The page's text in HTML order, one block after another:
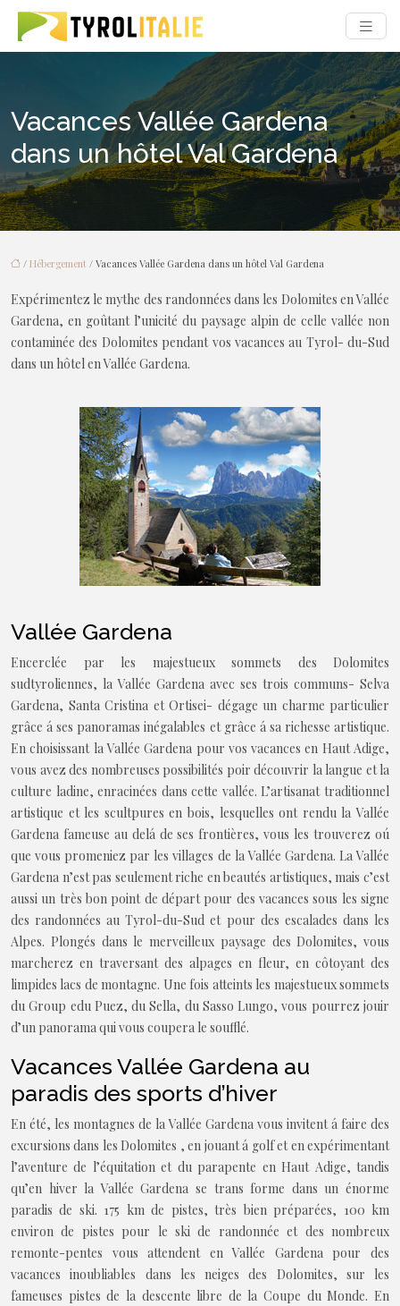
Vacances Vallée Gardena
dans un hôtel Val Gardena
/ Hébergement / Vacances Vallée Gardena dans un hôtel Val Gardena
Expérimentez le mythe des randonnées dans les Dolomites en Vallée
Gardena, en goûtant l’unicité du paysage alpin de celle vallée non
contaminée des Dolomites pendant vos vacances au Tyrol- du-Sud
dans un hôtel en Vallée Gardena.
Vallée Gardena
Encerclée par les majestueux sommets des Dolomites
sudtyroliennes, la Vallée Gardena avec ses trois communs- Selva
Gardena, Santa Cristina et Ortisei- dégage un charme particulier
grâce á ses panoramas inégalables et grâce á sa richesse artistique.
En choisissant la Vallée Gardena pour vos vacances en Haut Adige,
vous avez des nombreuses possibilités poir découvrir la langue et la
culture ladine, enracinées dans cette vallée. L’artisanat traditionnel
artistique et les scultpures en bois, lesquelles ont rendu la Vallée
Gardena fameuse au delá de ses frontières, vous les trouverez oú
que vous promeniez par les villages de la Vallée Gardena. La Vallée
Gardena n’est pas seulement riche en beautés artistiques, mais c’est
aussi un très bon point de départ pour des vacances sous les signe
des randonnées au Tyrol-du-Sud et pour des escalades dans les
Alpes. Plongés dans le merveilleux paysage des Dolomites, vous
marcherez en traversant des alpages en fleur, en côtoyant des
limpides lacs de montagne. Une fois atteints les majestueux sommets
du Group edu Puez, du Sella, du Sasso Lungo, vous pourrez jouir
d’un panorama qui vous coupera le soufflé.
Vacances Vallée Gardena au
paradis des sports d’hiver
En été, les montagnes de la Vallée Gardena vous invitent á faire des
excursions dans les Dolomites , en jouant á golf et en expérimentant
l’aventure de l’équitation et du parapente en Haut Adige, tandis
qu’en hiver la Vallée Gardena se trans forme dans un énorme
paradis de ski. 175 km de pistes, très bien préparées, 100 km
environ de pistes pour le ski de randonnée et des nombreux
remonte-pentes vous attendent en Vallée Gardena pour des
vacances inoubliables dans les neiges des Dolomites, sur les
fameuses pistes de la descente libre de la Coupe du Monde. En